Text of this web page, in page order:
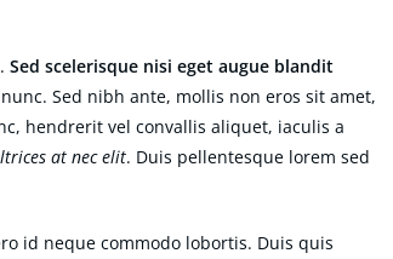
Sed scelerisque nisi eget augue blandit
Sed nibh ante, mollis non eros sit amet,
hendrerit vel convallis aliquet, iaculis a
at nec elit. Duis pellentesque lorem sed
id neque commodo lobortis. Duis quis